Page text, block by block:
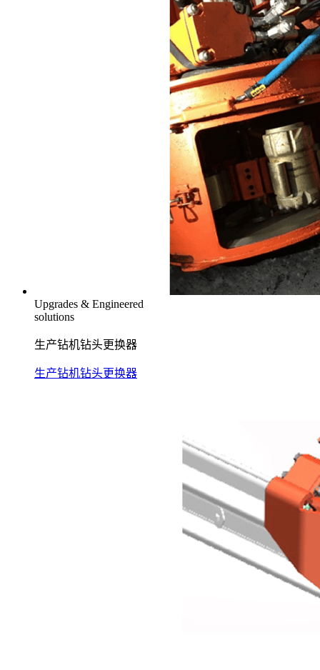
Upgrades & Engineered
solutions
生产钻机钻头更换器
生产钻机钻头更换器